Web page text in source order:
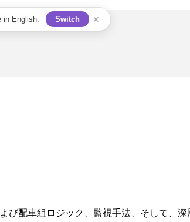
in English. Switch ✕
配車組ロジック、監視手法、そして、